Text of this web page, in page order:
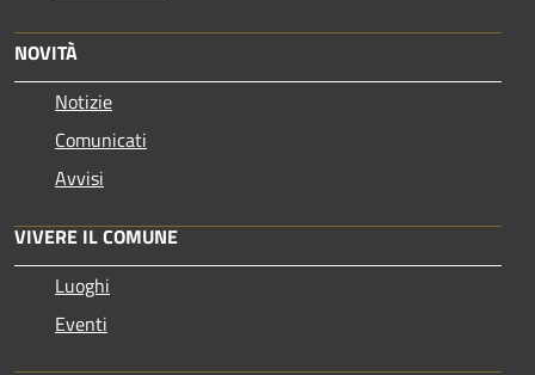
NOVITÀ
Notizie
Comunicati
Avvisi
VIVERE IL COMUNE
Luoghi
Eventi